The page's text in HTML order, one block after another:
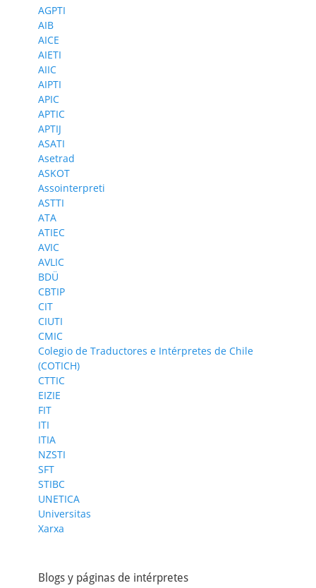
AGPTI
AIB
AICE
AIETI
AIIC
AIPTI
APIC
APTIC
APTIJ
ASATI
Asetrad
ASKOT
Assointerpreti
ASTTI
ATA
ATIEC
AVIC
AVLIC
BDÜ
CBTIP
CIT
CIUTI
CMIC
Colegio de Traductores e Intérpretes de Chile
(COTICH)
CTTIC
EIZIE
FIT
ITI
ITIA
NZSTI
SFT
STIBC
UNETICA
Universitas
Xarxa
Blogs y páginas de intérpretes